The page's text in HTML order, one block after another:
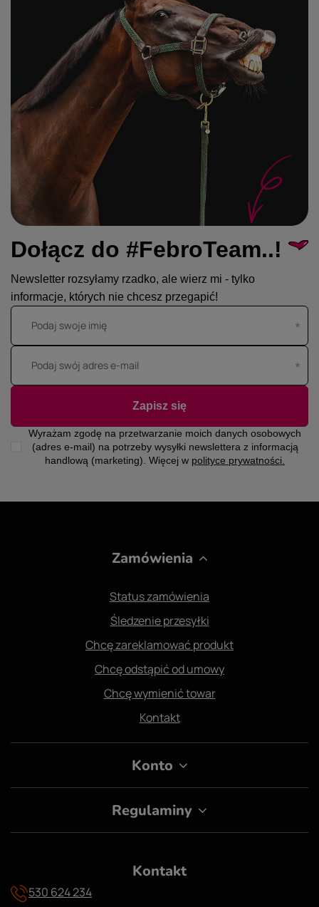
Dołącz do #FebroTeam..!
Newsletter rozsyłamy rzadko, ale wierz mi - tylko
informacje, których nie chcesz przegapić!
Podaj swoje imię
Podaj swój adres e-mail
Wyrażam zgodę na przetwarzanie moich danych osobowych
(adres e-mail) na potrzeby wysyłki newslettera z informacją
handlową (marketing). Więcej w polityce prywatności.
Zapisz się
Zamówienia
Status zamówienia
Śledzenie przesyłki
Chcę zareklamować produkt
Chcę odstąpić od umowy
Chcę wymienić towar
Kontakt
Konto
Regulaminy
Kontakt
530 624 234